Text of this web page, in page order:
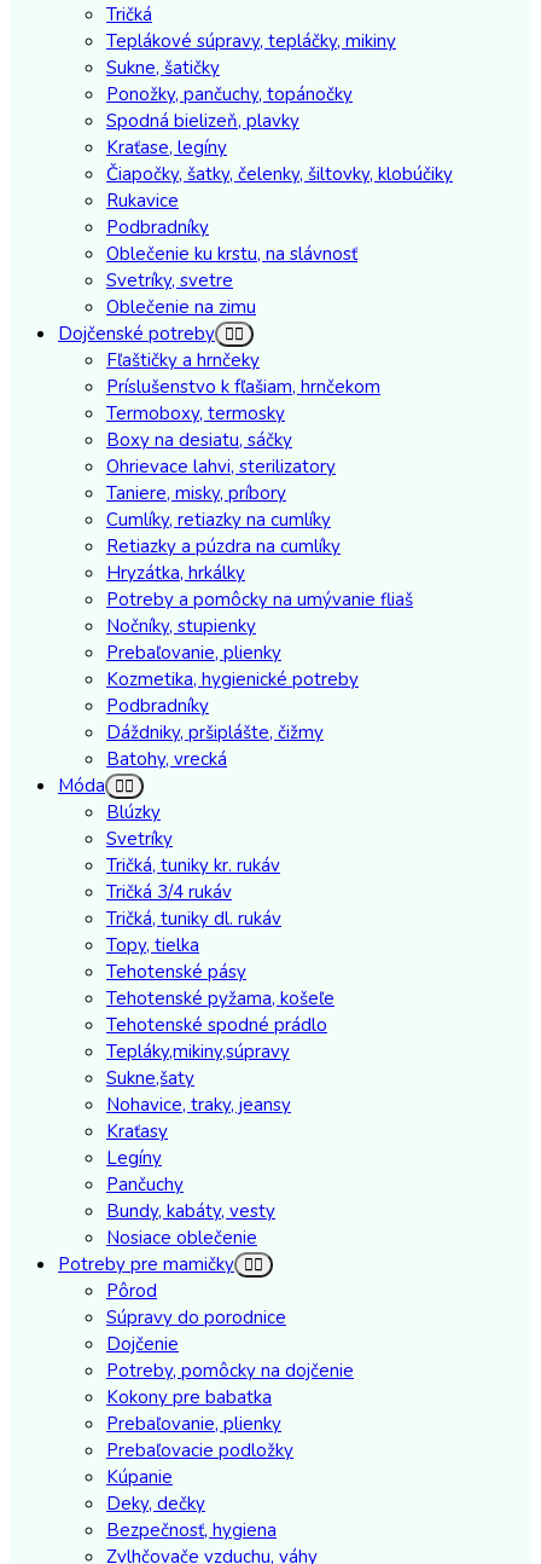
Tričká
Teplákové súpravy, tepláčky, mikiny
Sukne, šatičky
Ponožky, pančuchy, topánočky
Spodná bielizeň, plavky
Kraťase, legíny
Čiapočky, šatky, čelenky, šiltovky, klobúčiky
Rukavice
Podbradníky
Oblečenie ku krstu, na slávnosť
Svetríky, svetre
Oblečenie na zimu
Dojčenské potreby
Fľaštičky a hrnčeky
Príslušenstvo k fľašiam, hrnčekom
Termoboxy, termosky
Boxy na desiatu, sáčky
Ohrievace lahvi, sterilizatory
Taniere, misky, príbory
Cumlíky, retiazky na cumlíky
Retiazky a púzdra na cumlíky
Hryzátka, hrkálky
Potreby a pomôcky na umývanie fliaš
Nočníky, stupienky
Prebaľovanie, plienky
Kozmetika, hygienické potreby
Podbradníky
Dáždniky, pršiplášte, čižmy
Batohy, vrecká
Móda
Blúzky
Svetríky
Tričká, tuniky kr. rukáv
Tričká 3/4 rukáv
Tričká, tuniky dl. rukáv
Topy, tielka
Tehotenské pásy
Tehotenské pyžama, košeľe
Tehotenské spodné prádlo
Tepláky,mikiny,súpravy
Sukne,šaty
Nohavice, traky, jeansy
Kraťasy
Legíny
Pančuchy
Bundy, kabáty, vesty
Nosiace oblečenie
Potreby pre mamičky
Pôrod
Súpravy do porodnice
Dojčenie
Potreby, pomôcky na dojčenie
Kokony pre babatka
Prebaľovanie, plienky
Prebaľovacie podložky
Kúpanie
Deky, dečky
Bezpečnosť, hygiena
Zvlhčovače vzduchu, váhy